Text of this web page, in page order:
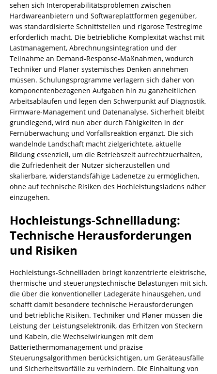
sehen sich Interoperabilitätsproblemen zwischen
Hardwareanbietern und Softwareplattformen gegenüber,
was standardisierte Schnittstellen und rigorose Testregime
erforderlich macht. Die betriebliche Komplexität wächst mit
Lastmanagement, Abrechnungsintegration und der
Teilnahme an Demand-Response-Maßnahmen, wodurch
Techniker und Planer systemisches Denken annehmen
müssen. Schulungsprogramme verlagern sich daher von
komponentenbezogenen Aufgaben hin zu ganzheitlichen
Arbeitsabläufen und legen den Schwerpunkt auf Diagnostik,
Firmware-Management und Datenanalyse. Sicherheit bleibt
grundlegend, wird nun aber durch Fähigkeiten in der
Fernüberwachung und Vorfallsreaktion ergänzt. Die sich
wandelnde Landschaft macht zielgerichtete, aktuelle
Bildung essenziell, um die Betriebszeit aufrechtzuerhalten,
die Zufriedenheit der Nutzer sicherzustellen und
skalierbare, widerstandsfähige Ladenetze zu ermöglichen,
ohne auf technische Risiken des Hochleistungsladens näher
einzugehen.
Hochleistungs-Schnellladung:
Technische Herausforderungen
und Risiken
Hochleistungs-Schnellladen bringt konzentrierte elektrische,
thermische und steuerungstechnische Belastungen mit sich,
die über die konventioneller Ladegeräte hinausgehen, und
schafft damit besondere technische Herausforderungen
und betriebliche Risiken. Techniker und Planer müssen die
Leistung der Leistungselektronik, das Erhitzen von Steckern
und Kabeln, die Wechselwirkungen mit dem
Batteriethermomanagement und präzise
Steuerungsalgorithmen berücksichtigen, um Geräteausfälle
und Sicherheitsvorfälle zu verhindern. Die Einhaltung von